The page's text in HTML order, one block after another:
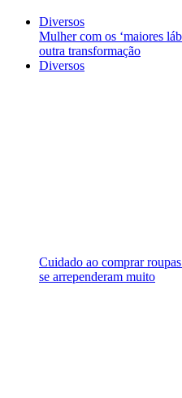
Diversos
Mulher com os ‘maiores
outra transformação
Diversos
Cuidado ao comprar
se arrependeram muito